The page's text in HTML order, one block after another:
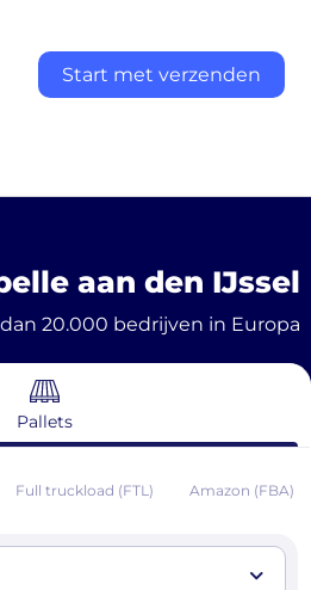
Start met verzenden
aan den IJssel
20.000 bedrijven in Europa
Pallets
Full truckload (FTL) Amazon (FBA)